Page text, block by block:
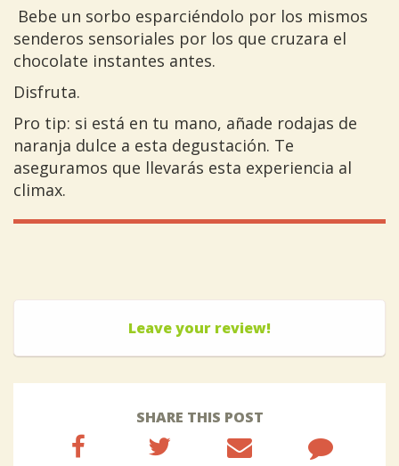
Bebe un sorbo esparciéndolo por los mismos
senderos sensoriales por los que cruzara el
chocolate instantes antes.
Disfruta.
Pro tip: si está en tu mano, añade rodajas de
naranja dulce a esta degustación. Te
aseguramos que llevarás esta experiencia al
climax.
Leave your review!
SHARE THIS POST